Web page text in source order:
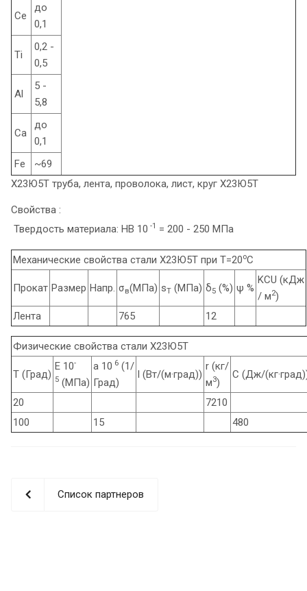
Ce
до
0,1
Ti
0,2 -
0,5
Al
5 -
5,8
Ca
до
0,1
Fe
~69
Х23Ю5Т труба, лента, проволока, лист, круг Х23Ю5Т
Свойства :
Твердость материала: HB 10 -1 = 200 - 250 МПа
Механические свойства стали Х23Ю5Т при Т=20oС
Прокат Размер Напр. σв(МПа) sT (МПа) δ5 (%) ψ %
KCU (кДж
/ м2)
Лента
765 12
Физические свойства стали Х23Ю5Т
T (Град)
E 10-
5 (МПа)
a 10 6 (1/
Град)
l (Вт/(м·град))
r (кг/
м3)
C (Дж/
20
7210
100
15 480
Список партнеров